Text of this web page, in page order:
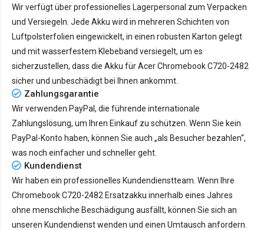
Wir verfügt über professionelles Lagerpersonal zum Verpacken
und Versiegeln. Jede Akku wird in mehreren Schichten von
Luftpolsterfolien eingewickelt, in einen robusten Karton gelegt
und mit wasserfestem Klebeband versiegelt, um es
sicherzustellen, dass die Akku für Acer Chromebook C720-2482
sicher und unbeschädigt bei Ihnen ankommt.
Zahlungsgarantie
Wir verwenden PayPal, die führende internationale
Zahlungslösung, um Ihren Einkauf zu schützen. Wenn Sie kein
PayPal-Konto haben, können Sie auch „als Besucher bezahlen“,
was noch einfacher und schneller geht.
Kundendienst
Wir haben ein professionelles Kundendienstteam. Wenn Ihre
Chromebook C720-2482 Ersatzakku innerhalb eines Jahres
ohne menschliche Beschädigung ausfällt, können Sie sich an
unseren Kundendienst wenden und einen Umtausch anfordern.